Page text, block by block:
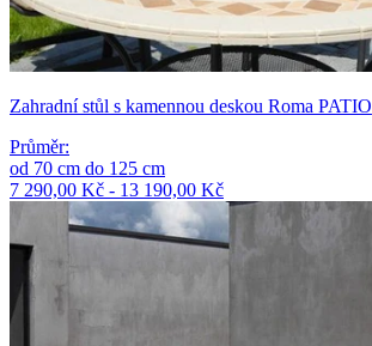
Zahradní stůl s kamennou deskou Roma PATIO
Průměr:
od 70 cm do 125 cm
7 290,00 Kč - 13 190,00 Kč